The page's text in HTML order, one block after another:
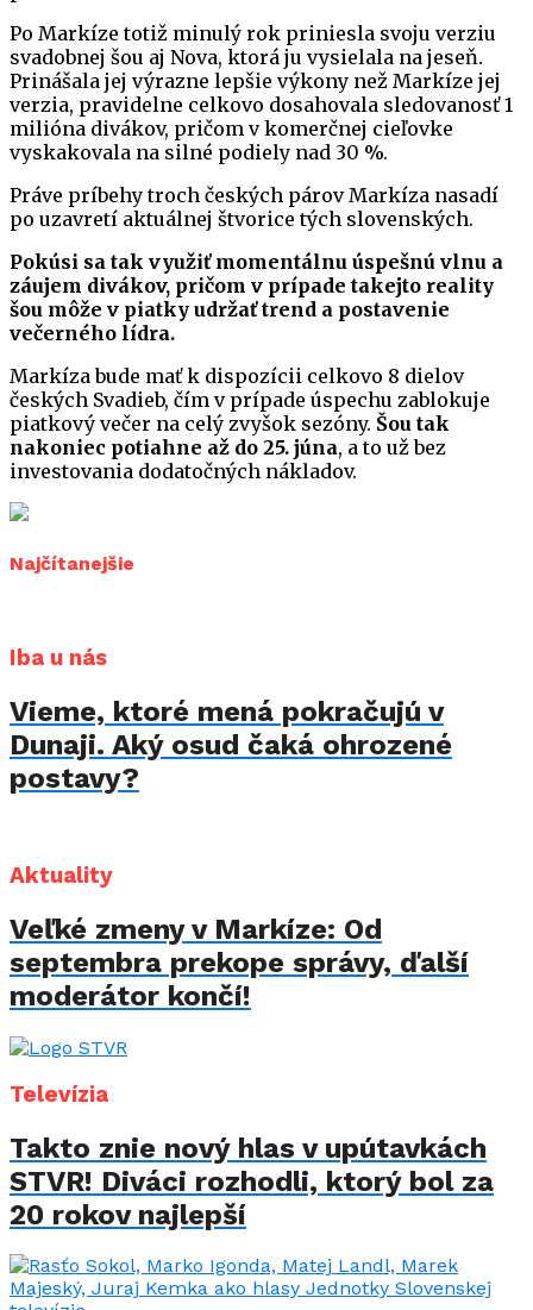
Po Markíze totiž minulý rok priniesla svoju verziu
svadobnej šou aj Nova, ktorá ju vysielala na jeseň.
Prinášala jej výrazne lepšie výkony než Markíze jej
verzia, pravidelne celkovo dosahovala sledovanosť 1
milióna divákov, pričom v komerčnej cieľovke
vyskakovala na silné podiely nad 30 %.
Práve príbehy troch českých párov Markíza nasadí
po uzavretí aktuálnej štvorice tých slovenských.
Pokúsi sa tak využiť momentálnu úspešnú vlnu a
záujem divákov, pričom v prípade takejto reality
šou môže v piatky udržať trend a postavenie
večerného lídra.
Markíza bude mať k dispozícii celkovo 8 dielov
českých Svadieb, čím v prípade úspechu zablokuje
piatkový večer na celý zvyšok sezóny. Šou tak
nakoniec potiahne až do 25. júna, a to už bez
investovania dodatočných nákladov.
Najčítanejšie
Iba u nás
Vieme, ktoré mená pokračujú v
Dunaji. Aký osud čaká ohrozené
postavy?
Aktuality
Veľké zmeny v Markíze: Od
septembra prekope správy, ďalší
moderátor končí!
Televízia
Takto znie nový hlas v upútavkách
STVR! Diváci rozhodli, ktorý bol za
20 rokov najlepší